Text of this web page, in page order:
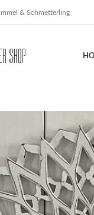
& Schmetterling